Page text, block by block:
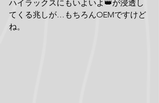
ハイラックスにもいよいよ👑が浸透し
てくる兆しが…もちろんOEMですけど
ね。